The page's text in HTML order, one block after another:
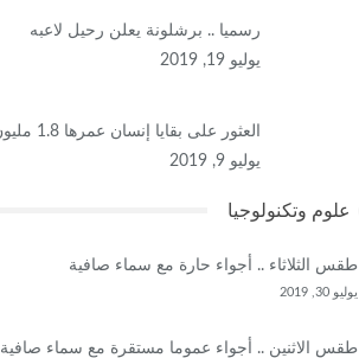
رسميا .. برشلونة يعلن رحيل لاعبه
يوليو 19, 2019
العثور على بقايا إنسان عمرها 1.8 مليون سنة
يوليو 9, 2019
علوم وتكنولوجيا
طقس الثلاثاء .. أجواء حارة مع سماء صافية
يوليو 30, 2019
طقس الاثنين .. أجواء عموما مستقرة مع سماء صافية